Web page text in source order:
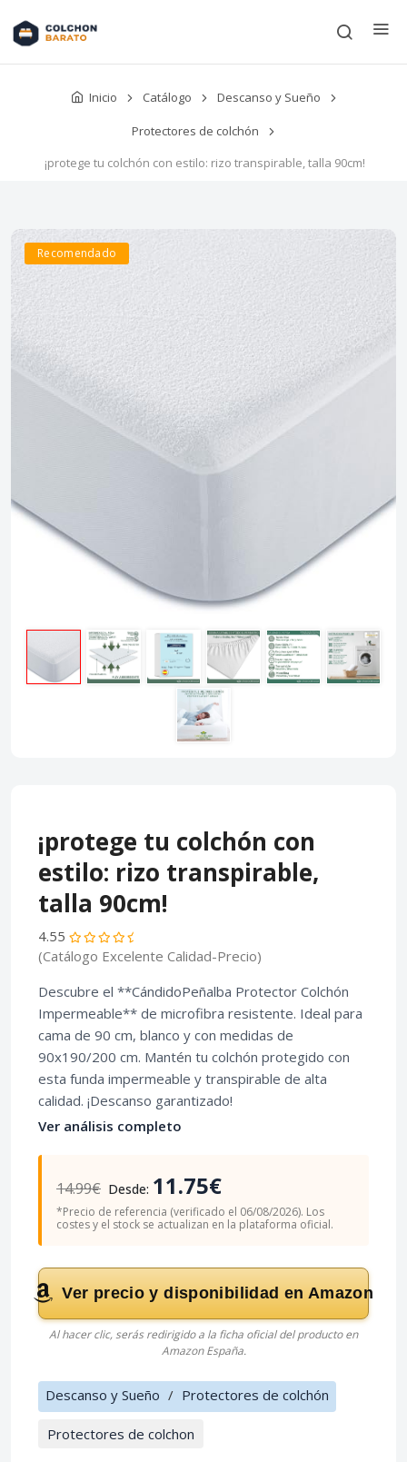
Inicio Catálogo Descanso y Sueño
Protectores de colchón
¡protege tu colchón con estilo: rizo transpirable, talla 90cm!
Recomendado
¡protege tu colchón con
estilo: rizo transpirable,
talla 90cm!
4.55
(Catálogo Excelente Calidad-Precio)
Descubre el **CándidoPeñalba Protector Colchón
Impermeable** de microfibra resistente. Ideal para
cama de 90 cm, blanco y con medidas de
90x190/200 cm. Mantén tu colchón protegido con
esta funda impermeable y transpirable de alta
calidad. ¡Descanso garantizado!
Ver análisis completo
14.99€ Desde: 11.75€
*Precio de referencia (verificado el 06/08/2026). Los
costes y el stock se actualizan en la plataforma oficial.
Ver precio y disponibilidad en Amazon
Al hacer clic, serás redirigido a la ficha oficial del producto en
Amazon España.
Descanso y Sueño / Protectores de colchón
Protectores de colchon